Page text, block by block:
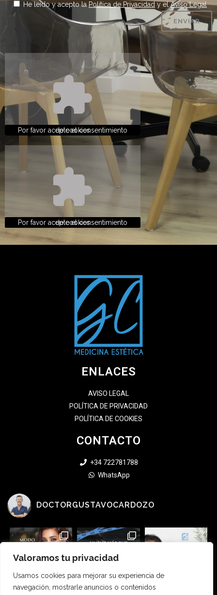
Valoramos tu privacidad
Usamos cookies para mejorar su experiencia de
navegación, mostrarle anuncios o contenidos
He leído y acepto laPolítica de Privacidad y elAviso Legal
Por favor acepte el consentimiento de cookies
Por favor acepte el consentimiento de cookies
ENLACES
AVISO LEGAL
POLÍTICA DE PRIVACIDAD
POLÍTICA DE COOKIES
CONTACTO
+34 722781788
WhatsApp
DOCTORGUSTAVOCARDOZO